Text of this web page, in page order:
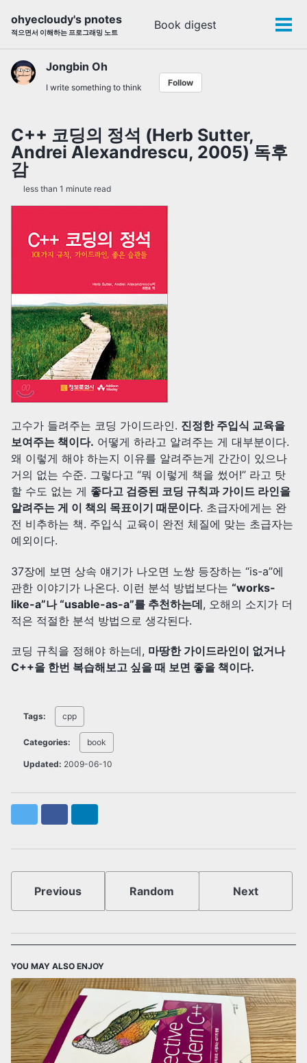
navigation
ohyecloudy's pnotes
적으면서 이해하는 프로그래밍 노트
Book digest
Toggle
Jongbin Oh
I write something to think Follow
C++ 코딩의 정석 (Herb Sutter,
Andrei Alexandrescu, 2005) 독후
감
less than 1 minute read
고수가 들려주는 코딩 가이드라인. 진정한 주입식 교육을
보여주는 책이다. 어떻게 하라고 알려주는 게 대부분이다.
왜 이렇게 해야 하는지 이유를 알려주는게 간간이 있으나
거의 없는 수준. 그렇다고 “뭐 이렇게 책을 썼어!” 라고 탓
할 수도 없는 게 좋다고 검증된 코딩 규칙과 가이드 라인을
알려주는 게 이 책의 목표이기 때문이다. 초급자에게는 완
전 비추하는 책. 주입식 교육이 완전 체질에 맞는 초급자는
예외이다.
37장에 보면 상속 얘기가 나오면 노쌍 등장하는 “is-a”에
관한 이야기가 나온다. 이런 분석 방법보다는 “works-
like-a”나 “usable-as-a”를 추천하는데, 오해의 소지가 더
적은 적절한 분석 방법으로 생각된다.
코딩 규칙을 정해야 하는데, 마땅한 가이드라인이 없거나
C++을 한번 복습해보고 싶을 때 보면 좋을 책이다.
Tags: cpp
Categories: book
Updated: 2009-06-10
Previous Random Next
YOU MAY ALSO ENJOY